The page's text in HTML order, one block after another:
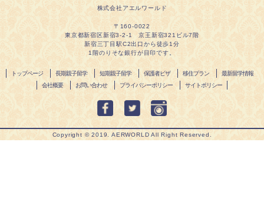
株式会社アエルワールド
〒160-0022
東京都新宿区新宿3-2-1 京王新宿321ビル7階
新宿三丁目駅C2出口から徒歩1分
1階のりそな銀行が目印です。
トップページ 長期親子留学 短期親子留学 保護者ビザ 移住プラン
最新留学情報
会社概要
お問い合わせ プライバシーポリシー サイトポリシー
Copyright ©︎ 2019. AERWORLD All Right Reserved.